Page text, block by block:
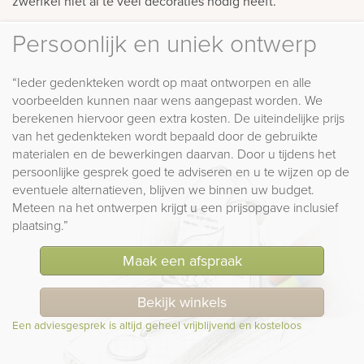
Persoonlijk en uniek ontwerp
“Ieder gedenkteken wordt op maat ontworpen en alle
voorbeelden kunnen naar wens aangepast worden. We
berekenen hiervoor geen extra kosten. De uiteindelijke prijs
van het gedenkteken wordt bepaald door de gebruikte
materialen en de bewerkingen daarvan. Door u tijdens het
persoonlijke gesprek goed te adviseren en u te wijzen op de
eventuele alternatieven, blijven we binnen uw budget.
Meteen na het ontwerpen krijgt u een prijsopgave inclusief
plaatsing.”
Maak een afspraak
Bekijk winkels
Een adviesgesprek is altijd geheel vrijblijvend en kosteloos